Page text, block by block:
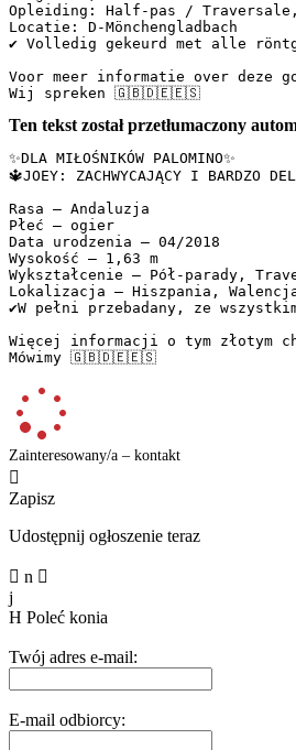
Opleiding: Half-pas /
Locatie: D-Mönchengladbach
✔️ Volledig gekeurd met alle
Voor meer informatie over deze
Wij spreken 🇬🇧🇩🇪🇪🇸
Ten tekst został przetłumaczony
✨DLA MIŁOŚNIKÓW PALOMINO✨
🔱JOEY: ZACHWYCAJĄCY I BARDZO
Rasa – Andaluzja
Płeć – ogier
Data urodzenia – 04/2018
Wysokość – 1,63 m
Wykształcenie – Pół-parady,
Lokalizacja – Hiszpania,
✔️W pełni przebadany, ze
Więcej informacji o tym złotym
Mówimy 🇬🇧🇩🇪🇪🇸
Zainteresowany/a – kontakt

Zapisz
Udostępnij ogłoszenie teraz
 n 
j
H Poleć konia
Twój adres e-mail:
E-mail odbiorcy: